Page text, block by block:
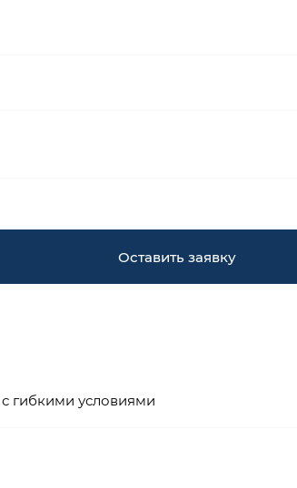
Оставить заявку
гибкими условиями